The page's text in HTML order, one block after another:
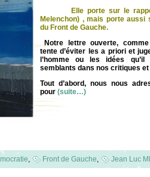
Elle porte sur le rapport
Melenchon) , mais porte aussi
du Front de Gauche.
Notre lettre ouverte,
tente d’éviter les a priori et
l’homme ou les idées qu’il
semblants dans nos critiques
Tout d’abord, nous nous
pour (suite…)
Front de Gauche Jean Luc